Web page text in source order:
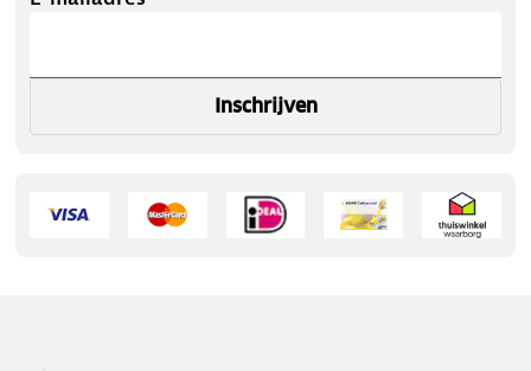
Inschrijven